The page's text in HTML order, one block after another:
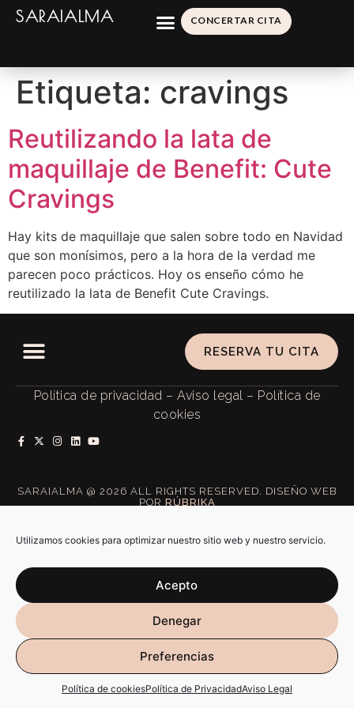
Utilizamos cookies para optimizar nuestro sitio web y nuestro servicio.
Acepto
Denegar
Preferencias
Política de cookiesPolítica de PrivacidadAviso Legal
SARAIALMA CONCERTAR CITA
Etiqueta: cravings
Reutilizando la lata de
maquillaje de Benefit: Cute
Cravings
Hay kits de maquillaje que salen sobre todo en Navidad
que son monísimos, pero a la hora de la verdad me
parecen poco prácticos. Hoy os enseño cómo he
reutilizado la lata de Benefit Cute Cravings.
RESERVA TU CITA
Política de privacidad – Aviso legal – Política de
cookies
SARAIALMA @ 2026 ALL RIGHTS RESERVED. DISEÑO WEB
POR RÚBRIKA